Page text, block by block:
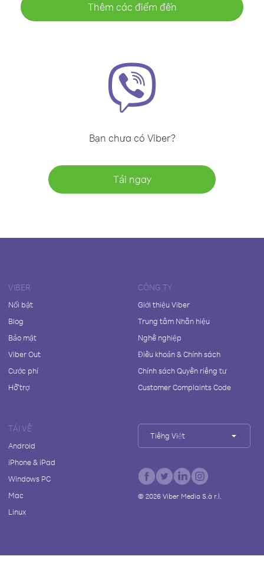
Thêm các điểm đến
Bạn chưa có Viber?
Tải ngay
VIBER
Nổi bật
Blog
Bảo mật
Viber Out
Cước phí
Hỗ trợ
CÔNG TY
Giới thiệu Viber
Trung tâm Nhãn hiệu
Nghề nghiệp
Điều khoản & Chính sách
Chính sách Quyền riêng tư
Customer Complaints Code
TẢI VỀ
Android
iPhone & iPad
Windows PC
Mac
Linux
Tiếng Việt
© 2026Viber Media S.à r.l.